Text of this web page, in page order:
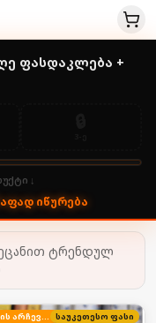
ფასდაკლება +
↓
იწურება
ტრენდულ
ხალხის არჩევანი საუკეთესო ფასი